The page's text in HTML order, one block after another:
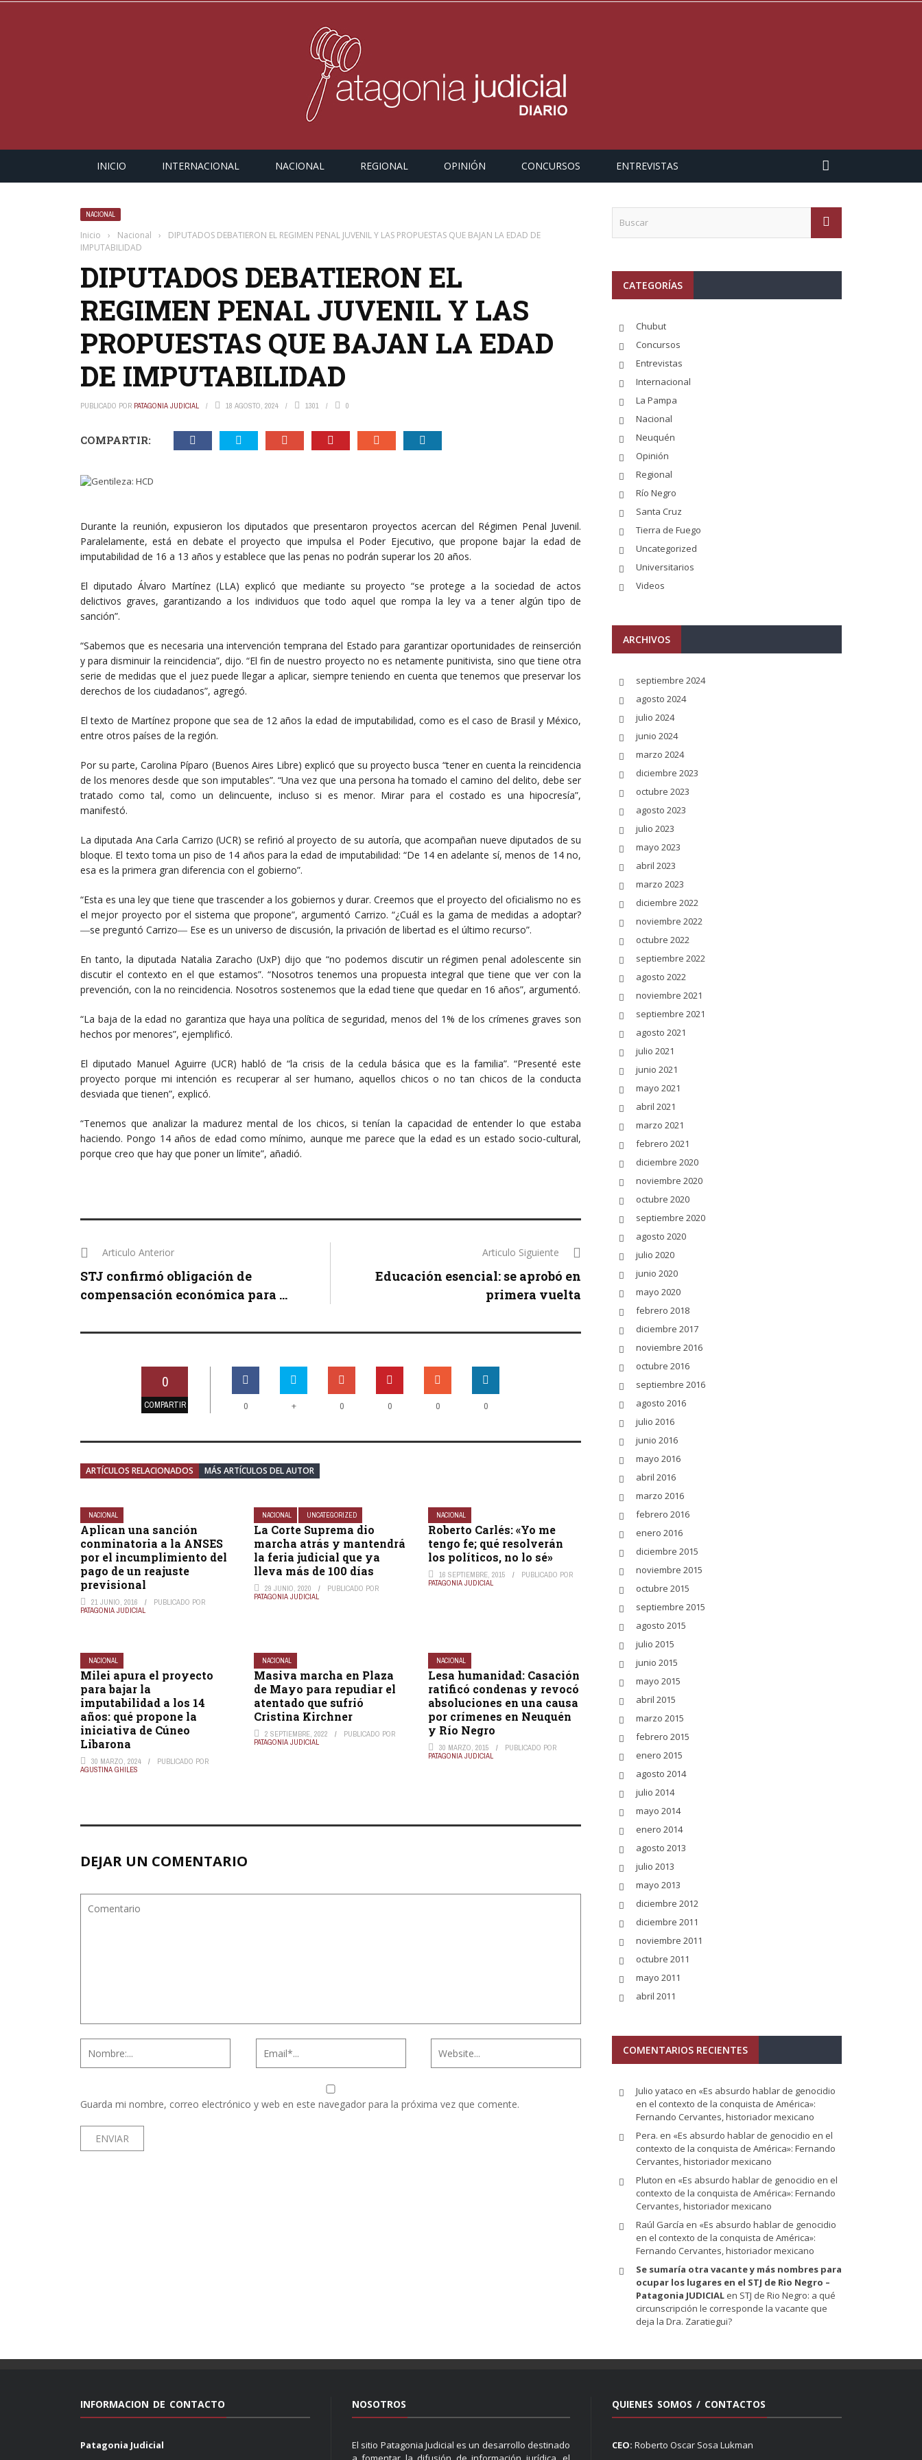
INICIO INTERNACIONAL NACIONAL REGIONAL OPINIÓN CONCURSOS ENTREVISTAS
NACIONAL
Inicio › Nacional ›
DIPUTADOS DEBATIERON EL REGIMEN PENAL JUVENIL Y LAS PROPUESTAS QUE BAJAN LA EDAD DE
IMPUTABILIDAD
DIPUTADOS DEBATIERON EL
REGIMEN PENAL JUVENIL Y LAS
PROPUESTAS QUE BAJAN LA EDAD
DE IMPUTABILIDAD
PUBLICADO POR PATAGONIA JUDICIAL 18 AGOSTO, 2024 1301 0
COMPARTIR:
Durante la reunión, expusieron los diputados que presentaron proyectos acercan del Régimen Penal Juvenil.
Paralelamente, está en debate el proyecto que impulsa el Poder Ejecutivo, que propone bajar la edad de
imputabilidad de 16 a 13 años y establece que las penas no podrán superar los 20 años.
El diputado Álvaro Martínez (LLA) explicó que mediante su proyecto “se protege a la sociedad de actos
delictivos graves, garantizando a los individuos que todo aquel que rompa la ley va a tener algún tipo de
sanción”.
“Sabemos que es necesaria una intervención temprana del Estado para garantizar oportunidades de reinserción
y para disminuir la reincidencia”, dijo. “El fin de nuestro proyecto no es netamente punitivista, sino que tiene otra
serie de medidas que el juez puede llegar a aplicar, siempre teniendo en cuenta que tenemos que preservar los
derechos de los ciudadanos”, agregó.
El texto de Martínez propone que sea de 12 años la edad de imputabilidad, como es el caso de Brasil y México,
entre otros países de la región.
Por su parte, Carolina Píparo (Buenos Aires Libre) explicó que su proyecto busca “tener en cuenta la reincidencia
de los menores desde que son imputables”. “Una vez que una persona ha tomado el camino del delito, debe ser
tratado como tal, como un delincuente, incluso si es menor. Mirar para el costado es una hipocresía”,
manifestó.
La diputada Ana Carla Carrizo (UCR) se refirió al proyecto de su autoría, que acompañan nueve diputados de su
bloque. El texto toma un piso de 14 años para la edad de imputabilidad: “De 14 en adelante sí, menos de 14 no,
esa es la primera gran diferencia con el gobierno”.
“Esta es una ley que tiene que trascender a los gobiernos y durar. Creemos que el proyecto del oficialismo no es
el mejor proyecto por el sistema que propone”, argumentó Carrizo. “¿Cuál es la gama de medidas a adoptar?
―se preguntó Carrizo― Ese es un universo de discusión, la privación de libertad es el último recurso”.
En tanto, la diputada Natalia Zaracho (UxP) dijo que “no podemos discutir un régimen penal adolescente sin
discutir el contexto en el que estamos”. “Nosotros tenemos una propuesta integral que tiene que ver con la
prevención, con la no reincidencia. Nosotros sostenemos que la edad tiene que quedar en 16 años”, argumentó.
“La baja de la edad no garantiza que haya una política de seguridad, menos del 1% de los crímenes graves son
hechos por menores”, ejemplificó.
El diputado Manuel Aguirre (UCR) habló de “la crisis de la cedula básica que es la familia”. “Presenté este
proyecto porque mi intención es recuperar al ser humano, aquellos chicos o no tan chicos de la conducta
desviada que tienen”, explicó.
“Tenemos que analizar la madurez mental de los chicos, si tenían la capacidad de entender lo que estaba
haciendo. Pongo 14 años de edad como mínimo, aunque me parece que la edad es un estado socio-cultural,
porque creo que hay que poner un límite”, añadió.
Articulo Anterior
STJ confirmó obligación de
compensación económica para ...
Articulo Siguiente
Educación esencial: se aprobó en
primera vuelta
0
COMPARTIR 0 + 0 0 0 0
ARTÍCULOS RELACIONADOS MÁS ARTÍCULOS DEL AUTOR
NACIONAL
Aplican una sanción
conminatoria a la ANSES
por el incumplimiento del
pago de un reajuste
previsional
21 JUNIO, 2016
PUBLICADO POR
PATAGONIA JUDICIAL
NACIONAL UNCATEGORIZED
La Corte Suprema dio
marcha atrás y mantendrá
la feria judicial que ya
lleva más de 100 días
29 JUNIO, 2020
PUBLICADO POR
PATAGONIA JUDICIAL
NACIONAL
Roberto Carlés: «Yo me
tengo fe; qué resolverán
los políticos, no lo sé»
16 SEPTIEMBRE, 2015
PUBLICADO POR
PATAGONIA JUDICIAL
NACIONAL
Milei apura el proyecto
para bajar la
imputabilidad a los 14
años: qué propone la
iniciativa de Cúneo
Libarona
30 MARZO, 2024
PUBLICADO POR
AGUSTINA GHILES
NACIONAL
Masiva marcha en Plaza
de Mayo para repudiar el
atentado que sufrió
Cristina Kirchner
2 SEPTIEMBRE, 2022
PUBLICADO POR
PATAGONIA JUDICIAL
NACIONAL
Lesa humanidad: Casación
ratificó condenas y revocó
absoluciones en una causa
por crímenes en Neuquén
y Río Negro
30 MARZO, 2015
PUBLICADO POR
PATAGONIA JUDICIAL
DEJAR UN COMENTARIO
Guarda mi nombre, correo electrónico y web en este navegador para la próxima vez que comente.
CATEGORÍAS
Chubut
Concursos
Entrevistas
Internacional
La Pampa
Nacional
Neuquén
Opinión
Regional
Río Negro
Santa Cruz
Tierra de Fuego
Uncategorized
Universitarios
Videos
ARCHIVOS
septiembre 2024
agosto 2024
julio 2024
junio 2024
marzo 2024
diciembre 2023
octubre 2023
agosto 2023
julio 2023
mayo 2023
abril 2023
marzo 2023
diciembre 2022
noviembre 2022
octubre 2022
septiembre 2022
agosto 2022
noviembre 2021
septiembre 2021
agosto 2021
julio 2021
junio 2021
mayo 2021
abril 2021
marzo 2021
febrero 2021
diciembre 2020
noviembre 2020
octubre 2020
septiembre 2020
agosto 2020
julio 2020
junio 2020
mayo 2020
febrero 2018
diciembre 2017
noviembre 2016
octubre 2016
septiembre 2016
agosto 2016
julio 2016
junio 2016
mayo 2016
abril 2016
marzo 2016
febrero 2016
enero 2016
diciembre 2015
noviembre 2015
octubre 2015
septiembre 2015
agosto 2015
julio 2015
junio 2015
mayo 2015
abril 2015
marzo 2015
febrero 2015
enero 2015
agosto 2014
julio 2014
mayo 2014
enero 2014
agosto 2013
julio 2013
mayo 2013
diciembre 2012
diciembre 2011
noviembre 2011
octubre 2011
mayo 2011
abril 2011
COMENTARIOS RECIENTES
Julio yataco en «Es absurdo hablar de genocidio
en el contexto de la conquista de América»:
Fernando Cervantes, historiador mexicano
Pera. en «Es absurdo hablar de genocidio en el
contexto de la conquista de América»: Fernando
Cervantes, historiador mexicano
Pluton en «Es absurdo hablar de genocidio en el
contexto de la conquista de América»: Fernando
Cervantes, historiador mexicano
Raúl García en «Es absurdo hablar de genocidio
en el contexto de la conquista de América»:
Fernando Cervantes, historiador mexicano
Se sumaría otra vacante y más nombres para
ocupar los lugares en el STJ de Rio Negro –
Patagonia JUDICIAL en STJ de Rio Negro: a qué
circunscripción le corresponde la vacante que
deja la Dra. Zaratiegui?
INFORMACION DE CONTACTO
Patagonia Judicial
NOSOTROS
El sitio Patagonia Judicial es un desarrollo destinado
QUIENES SOMOS / CONTACTOS
CEO: Roberto Oscar Sosa Lukman